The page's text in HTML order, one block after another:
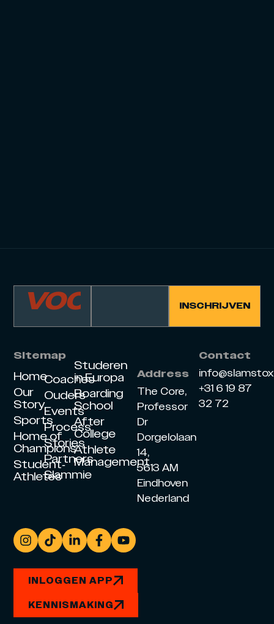
Sitemap
Home
Our
Story
Sports
Home of
Champions
Student-
Athletes
Coaches
Ouders
Events
Process
Stories
Partners
Slammie
Studeren
in Europa
Boarding
School
After
College
Athlete
Management
Address
The Core,
Professor
Dr
Dorgelolaan
14,
5613 AM
Eindhoven
Nederland
Contact
+31 6 19 87
32 72
INLOGGEN APP
KENNISMAKING